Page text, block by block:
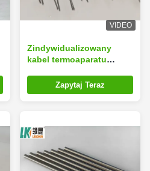
VIDEO
Zindywidualizowany
kabel termoaparatu
MgO o wysokiej
czystości
Zapytaj Teraz